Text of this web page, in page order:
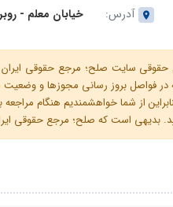
آدرس: خیابان معلم -
حقوقی سایت صلح؛ مرجع حقوقی
در فواصل بروز رسانی مجوزها و
از شما خواهشمندیم هنگام
بدیهی است که صلح؛ مرجع حقوقی